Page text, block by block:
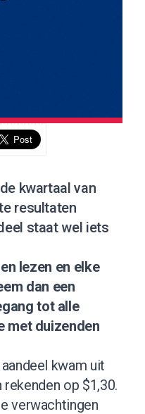
kwartaal van
resultaten
staat wel iets
lezen en elke
dan een
tot alle
met duizenden
kwam uit
op $1,30.
verwachtingen